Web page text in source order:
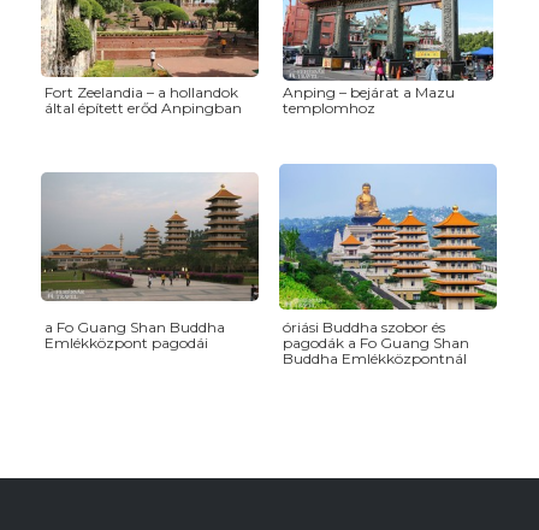
Fort Zeelandia – a hollandok
által épített erőd Anpingban
Anping – bejárat a Mazu
templomhoz
a Fo Guang Shan Buddha
Emlékközpont pagodái
óriási Buddha szobor és
pagodák a Fo Guang Shan
Buddha Emlékközpontnál